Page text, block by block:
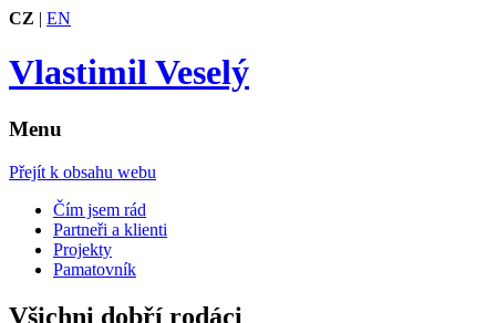
CZ | EN
Vlastimil Veselý
Menu
Přejít k obsahu webu
Čím jsem rád
Partneři a klienti
Projekty
Pamatovník
Všichni dobří rodáci